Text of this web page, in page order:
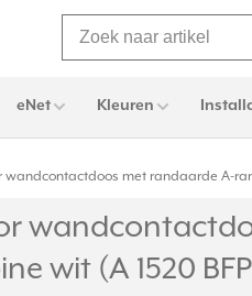
eNet Kleuren
wandcontactdoos met randaarde A-
wit (A 1520